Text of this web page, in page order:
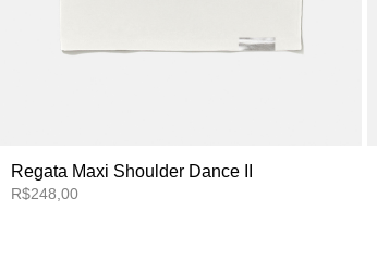
Regata Maxi Shoulder Dance II
R$248,00